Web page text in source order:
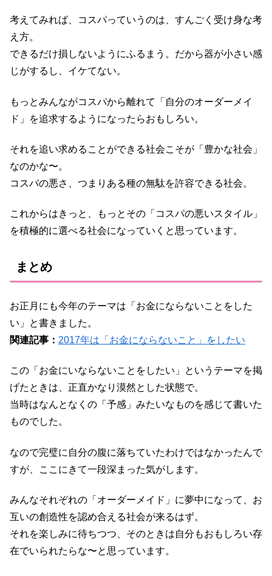
考えてみれば、コスパっていうのは、すんごく受け身な考
え方。
できるだけ損しないようにふるまう。だから器が小さい感
じがするし、イケてない。
もっとみんながコスパから離れて「自分のオーダーメイ
ド」を追求するようになったらおもしろい。
それを追い求めることができる社会こそが「豊かな社会」
なのかな〜。
コスパの悪さ、つまりある種の無駄を許容できる社会。
これからはきっと、もっとその「コスパの悪いスタイル」
を積極的に選べる社会になっていくと思っています。
まとめ
お正月にも今年のテーマは「お金にならないことをした
い」と書きました。
関連記事： 2017年は「お金にならないこと」をしたい
この「お金にいならないことをしたい」というテーマを掲
げたときは、正直かなり漠然とした状態で。
当時はなんとなくの「予感」みたいなものを感じて書いた
ものでした。
なので完璧に自分の腹に落ちていたわけではなかったんで
すが、ここにきて一段深まった気がします。
みんなそれぞれの「オーダーメイド」に夢中になって、お
互いの創造性を認め合える社会が来るはず。
それを楽しみに待ちつつ、そのときは自分もおもしろい存
在でいられたらな〜と思っています。